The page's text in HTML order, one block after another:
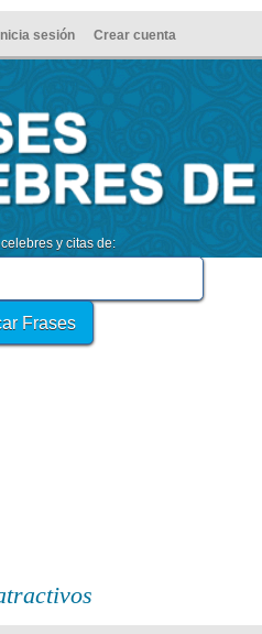
Inicia sesión Crear cuenta
y citas de: